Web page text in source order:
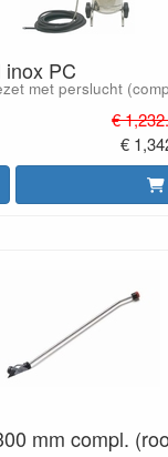
PC
met perslucht
€
€
mm compl.